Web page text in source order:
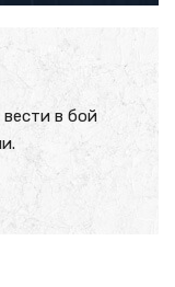
в бой